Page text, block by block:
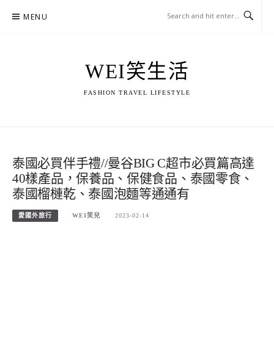
MENU
WEI笑生活
FASHION TRAVEL LIFESTYLE
泰國必買伴手禮//曼谷BIG C超市必買篇高達
40樣產品，保養品、保健食品、泰國零食、
泰國榴槤乾、泰國泡麵等通通有
愛國外旅行 WEI笑兒 2023-02-14